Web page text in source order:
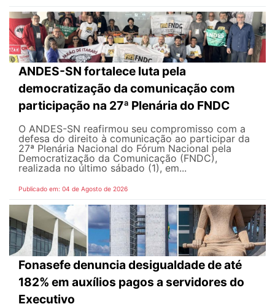
ANDES-SN fortalece luta pela
democratização da comunicação com
participação na 27ª Plenária do FNDC
O ANDES-SN reafirmou seu compromisso com a
defesa do direito à comunicação ao participar da
27ª Plenária Nacional do Fórum Nacional pela
Democratização da Comunicação (FNDC),
realizada no último sábado (1), em...
Publicado em: 04 de Agosto de 2026
Fonasefe denuncia desigualdade de até
182% em auxílios pagos a servidores do
Executivo